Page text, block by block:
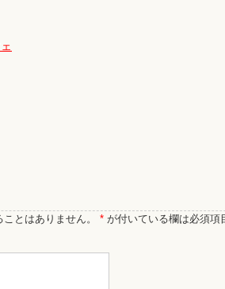
とはありません。 * が付いている欄は必須項